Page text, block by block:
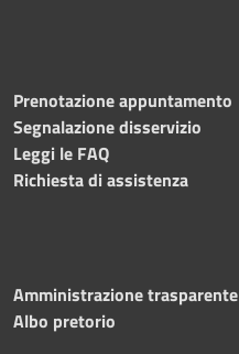
Prenotazione appuntamento
Segnalazione disservizio
Leggi le FAQ
Richiesta di assistenza
Amministrazione trasparente
Albo pretorio